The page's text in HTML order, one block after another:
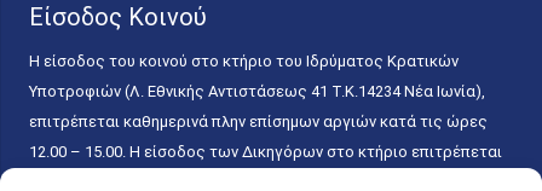
Είσοδος Κοινού
Η είσοδος του κοινού στο κτήριο του Ιδρύματος Κρατικών
Υποτροφιών (Λ. Εθνικής Αντιστάσεως 41 T.K.14234 Νέα Ιωνία),
επιτρέπεται καθημερινά πλην επίσημων αργιών κατά τις ώρες
12.00 – 15.00. Η είσοδος των Δικηγόρων στο κτήριο επιτρέπεται